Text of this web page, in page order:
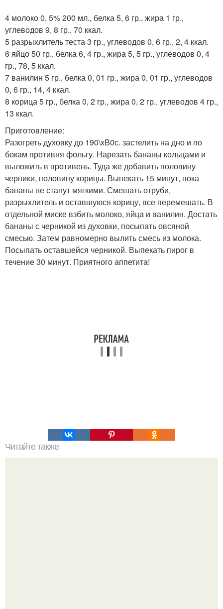
4 молоко 0, 5% 200 мл., белка 5, 6 гр., жира 1 гр.,
углеводов 9, 8 гр., 70 ккал.
5 разрыхлитель теста 3 гр., углеводов 0, 6 гр., 2, 4 ккал.
6 яйцо 50 гр., белка 6, 4 гр., жира 5, 5 гр., углеводов 0, 4
гр., 78, 5 ккал.
7 ванилин 5 гр., белка 0, 01 гр., жира 0, 01 гр., углеводов
0, 6 гр., 14, 4 ккал.
8 корица 5 гр., белка 0, 2 гр., жира 0, 2 гр., углеводов 4 гр.,
13 ккал.
Приготовление:
Разогреть духовку до 190\xB0с. застелить на дно и по
бокам противня фольгу. Нарезать бананы кольцами и
выложить в противень. Туда же добавить половину
черники, половину корицы. Выпекать 15 минут, пока
бананы не станут мягкими. Смешать отруби,
разрыхлитель и оставшуюся корицу, все перемешать. В
отдельной миске взбить молоко, яйца и ванилин. Достать
бананы с черникой из духовки, посыпать овсяной
смесью. Затем равномерно вылить смесь из молока.
Посыпать оставшейся черникой. Выпекать пирог в
течение 30 минут. Приятного аппетита!
Читайте также